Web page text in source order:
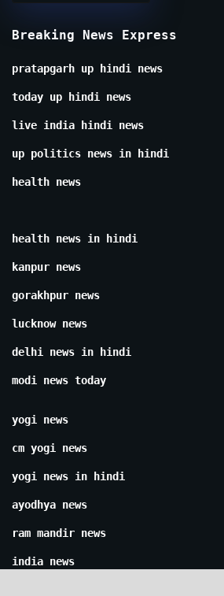
Breaking News Express
pratapgarh up hindi news
today up hindi news
live india hindi news
up politics news in hindi
health news
health news in hindi
kanpur news
gorakhpur news
lucknow news
delhi news in hindi
modi news today
yogi news
cm yogi news
yogi news in hindi
ayodhya news
ram mandir news
india news